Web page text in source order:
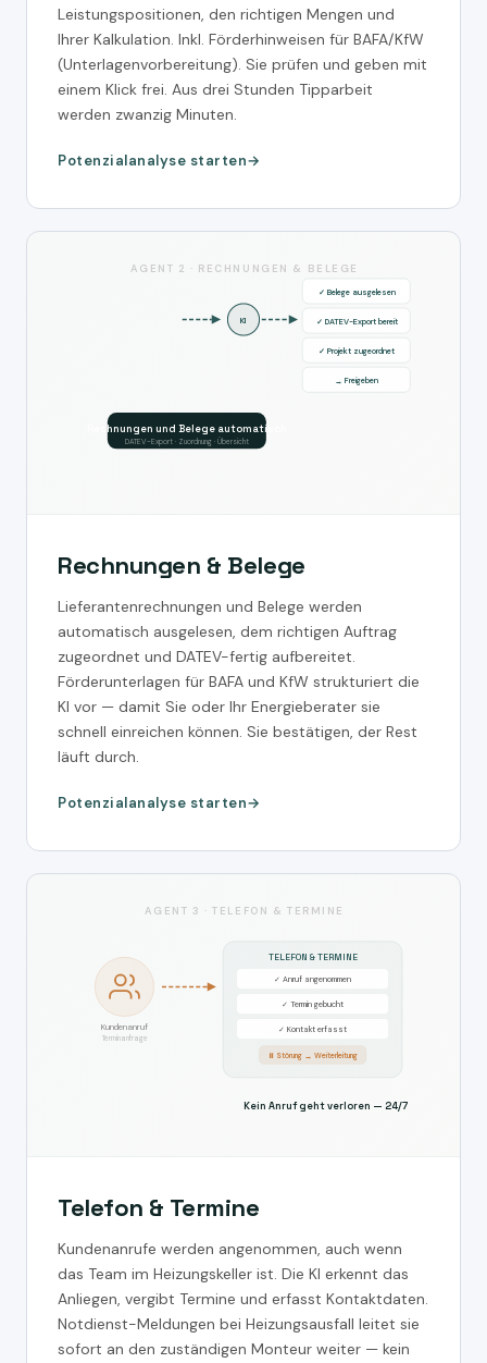
Leistungspositionen, den richtigen Mengen und
Ihrer Kalkulation. Inkl. Förderhinweisen für BAFA/KfW
(Unterlagenvorbereitung). Sie prüfen und geben mit
einem Klick frei. Aus drei Stunden Tipparbeit
werden zwanzig Minuten.
Potenzialanalyse starten
AGENT 2 · RECHNUNGEN & BELEGE
KI
✓ Belege ausgelesen
✓ DATEV-Export bereit
✓ Projekt zugeordnet
→ Freigeben
Rechnungen und Belege automatisch
DATEV-Export · Zuordnung · Übersicht
Rechnungen & Belege
Lieferantenrechnungen und Belege werden
automatisch ausgelesen, dem richtigen Auftrag
zugeordnet und DATEV-fertig aufbereitet.
Förderunterlagen für BAFA und KfW strukturiert die
KI vor — damit Sie oder Ihr Energieberater sie
schnell einreichen können. Sie bestätigen, der Rest
läuft durch.
Potenzialanalyse starten
AGENT 3 · TELEFON & TERMINE
Kundenanruf
Terminanfrage
TELEFON & TERMINE
✓ Anruf angenommen
✓ Termin gebucht
✓ Kontakt erfasst
⏸ Störung → Weiterleitung
Kein Anruf geht verloren — 24/7
Telefon & Termine
Kundenanrufe werden angenommen, auch wenn
das Team im Heizungskeller ist. Die KI erkennt das
Anliegen, vergibt Termine und erfasst Kontaktdaten.
Notdienst-Meldungen bei Heizungsausfall leitet sie
sofort an den zuständigen Monteur weiter — kein